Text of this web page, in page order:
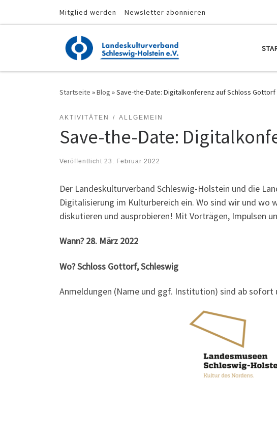
Zum Inhalt springenMitglied werden Newsletter abonnieren
Startseite »Blog »Save-the-Date: Digitalkonferenz auf Schloss Gottorf
AKTIVITÄTEN ALLGEMEIN
Save-the-Date:
Veröffentlicht 23. Februar 2022
Der Landeskulturverband Schleswig-Holstein und die
Digitalisierung im Kulturbereich ein. Wo sind wir und wo
diskutieren und ausprobieren! Mit Vorträgen, Impulsen
Wann? 28. März 2022
Wo? Schloss Gottorf, Schleswig
Anmeldungen (Name und ggf. Institution) sind ab sofort